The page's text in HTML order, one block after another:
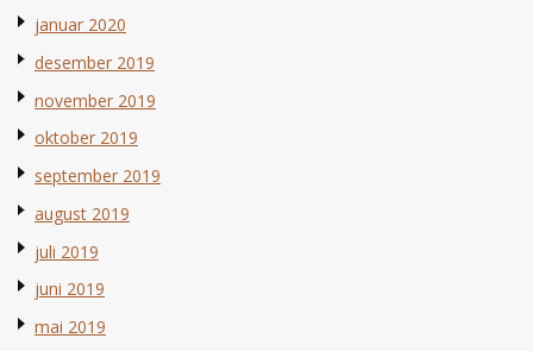
januar 2020
desember 2019
november 2019
oktober 2019
september 2019
august 2019
juli 2019
juni 2019
mai 2019